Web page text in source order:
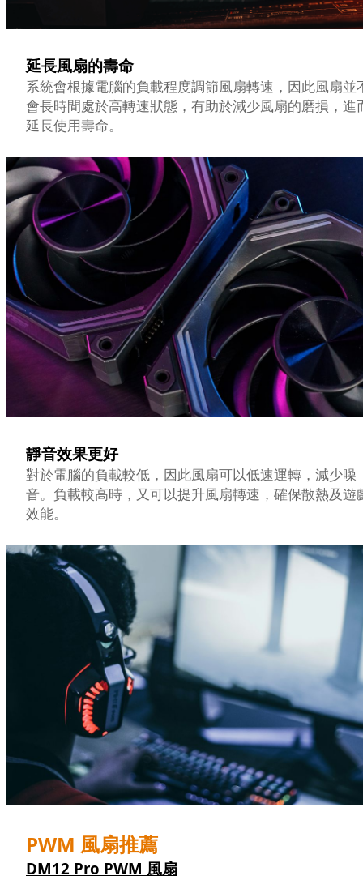
延長風扇的壽命
系統會根據電腦的負載程度調節風扇轉速，因此風扇並
會長時間處於高轉速狀態，有助於減少風扇的磨損，進
延長使用壽命。
靜音效果更好
對於電腦的負載較低，因此風扇可以低速運轉，減少噪
音。負載較高時，又可以提升風扇轉速，確保散熱及遊
效能。
PWM 風扇推薦
DM12 Pro PWM 風扇